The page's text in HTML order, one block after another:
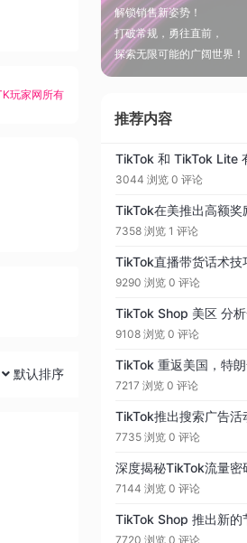
玩家网所有
默认排序
解锁销售新姿势！
打破常规，勇往直前，
探索无限可能的广阔世界！
推荐内容
3044 浏览 0 评论
TikTok在美推出高额奖
7358 浏览 1 评论
9290 浏览 0 评论
9108 浏览 0 评论
7217 浏览 0 评论
7735 浏览 0 评论
7144 浏览 0 评论
TikTok Shop 推出新的
7720 浏览 0 评论